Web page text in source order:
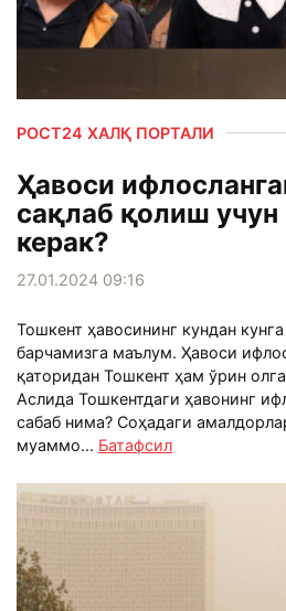
РОСТ24 ХАЛҚ ПОРТАЛИ
Ҳавоси
сақлаб қолиш
керак?
27.01.2024 09:16
Тошкент ҳавосининг кундан
барчамизга маълум. Ҳавоси
қаторидан Тошкент ҳам ўрин
Аслида Тошкентдаги ҳавонинг
сабаб нима? Соҳадаги
муаммо... Батафсил